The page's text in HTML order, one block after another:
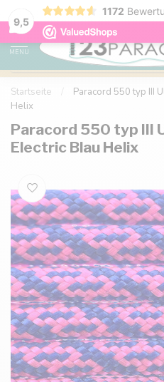
9,5
1172
Kostenlose Lieferung nach
MENU
Startseite
Paracord 550 typ III
Helix
Paracord 550 typ III
Electric Blau Helix